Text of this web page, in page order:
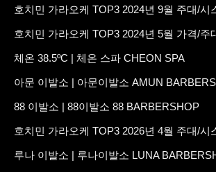
호치민 가라오케 TOP3 2024년 9월 주대/시
호치민 가라오케 TOP3 2024년 5월 가격/주
체온 38.5ºC | 체온 스파 CHEON SPA
아문 이발소 | 아문이발소 AMUN
88 이발소 | 88이발소 88 BARBERSHOP
호치민 가라오케 TOP3 2026년 4월 주대/시
루나 이발소 | 루나이발소 LUNA